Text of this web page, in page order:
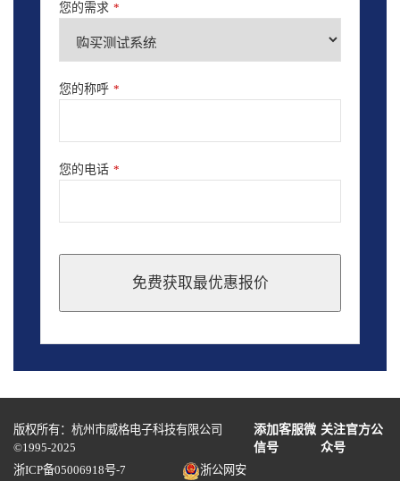
您的需求 *
您的称呼 *
您的电话 *
免费获取最优惠报价
should
blank
版权所有：杭州市威格电子科技有限公司
©1995-2025
添加客服微
信号
关注官方公
众号
浙ICP备05006918号-7
浙公网安